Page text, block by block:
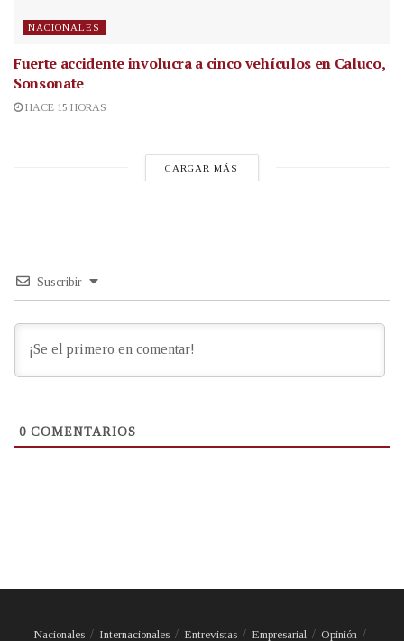
NACIONALES
Fuerte accidente involucra a cinco vehículos en Caluco,
Sonsonate
HACE 15 HORAS
CARGAR MÁS
Suscribir
0 COMENTARIOS
Nacionales Internacionales Entrevistas Empresarial Opinión